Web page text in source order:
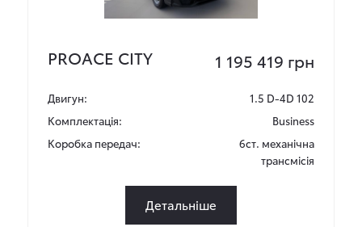
PROACE CITY 1 195 419 грн
Двигун:
1.5 D-4D 102
Комплектація:
Business
Коробка передач:
6ст. механічна
трансмісія
Детальніше